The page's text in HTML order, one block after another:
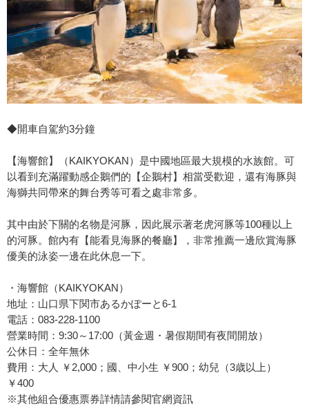
◆開車自駕約3分鐘
【海響館】（KAIKYOKAN）是中國地區最大規模的水族館。可
以看到充滿躍動感企鵝們的【企鵝村】相當受歡迎，還有海豚與
海獅共同帶來的舞台秀等可看之處非常多。
其中由於下關的名物是河豚，因此展示著老虎河豚等100種以上
的河豚。館內有【能看見海豚的餐廳】，非常推薦一邊欣賞海豚
優美的泳姿一邊在此休息一下。
・海響館（KAIKYOKAN）
地址：山口県下関市あるかぽーと6-1
電話：083-228-1100
營業時間：9:30～17:00（黃金週・暑假期間有夜間開放）
公休日：全年無休
費用：大人 ￥2,000；國、中小生 ￥900；幼兒（3歳以上）
￥400
※其他組合優惠票券詳情請參閱官網資訊